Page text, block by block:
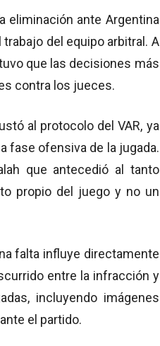
eliminación ante Argentina
del equipo arbitral. A
que las decisiones más
contra los jueces.
al protocolo del VAR, ya
fase ofensiva de la jugada.
que antecedió al tanto
propio del juego y no un
falta influye directamente
entre la infracción y
incluyendo imágenes
el partido.